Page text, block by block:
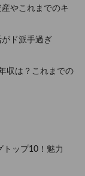
やこれまでのキ
ド派手過ぎ
収は？これまでの
トップ10！魅力